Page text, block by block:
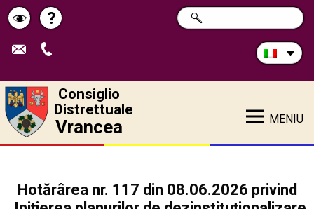
Schimbă
contrastul
Pagina
de
?
Cerca
nel
RICERCA
Consiglio
Distrettuale
Vrancea MENIU
Hotărârea nr. 117 din 08.06.2026 privind